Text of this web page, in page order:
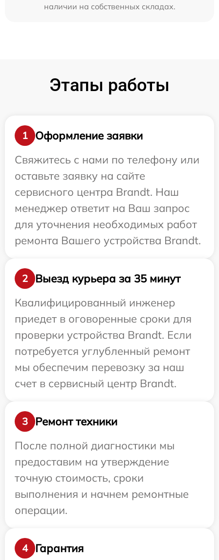
наличии на собственных складах.
Этапы работы
1
Оформление заявки
Свяжитесь с нами по телефону или
оставьте заявку на сайте
сервисного центра Brandt. Наш
менеджер ответит на Ваш запрос
для уточнения необходимых работ
ремонта Вашего устройства Brandt.
2
Выезд курьера за 35 минут
Квалифицированный инженер
приедет в оговоренные сроки для
проверки устройства Brandt. Если
потребуется углубленный ремонт
мы обеспечим перевозку за наш
счет в сервисный центр Brandt.
3
Ремонт техники
После полной диагностики мы
предоставим на утверждение
точную стоимость, сроки
выполнения и начнем ремонтные
операции.
4 Гарантия